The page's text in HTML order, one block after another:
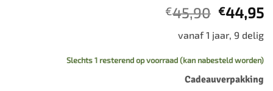
€45,90
prijs
was:
€45,90.
€44,95
vanaf 1 jaar, 9 delig
Slechts 1 resterend op voorraad (kan nabesteld worden)
Cadeauverpakking